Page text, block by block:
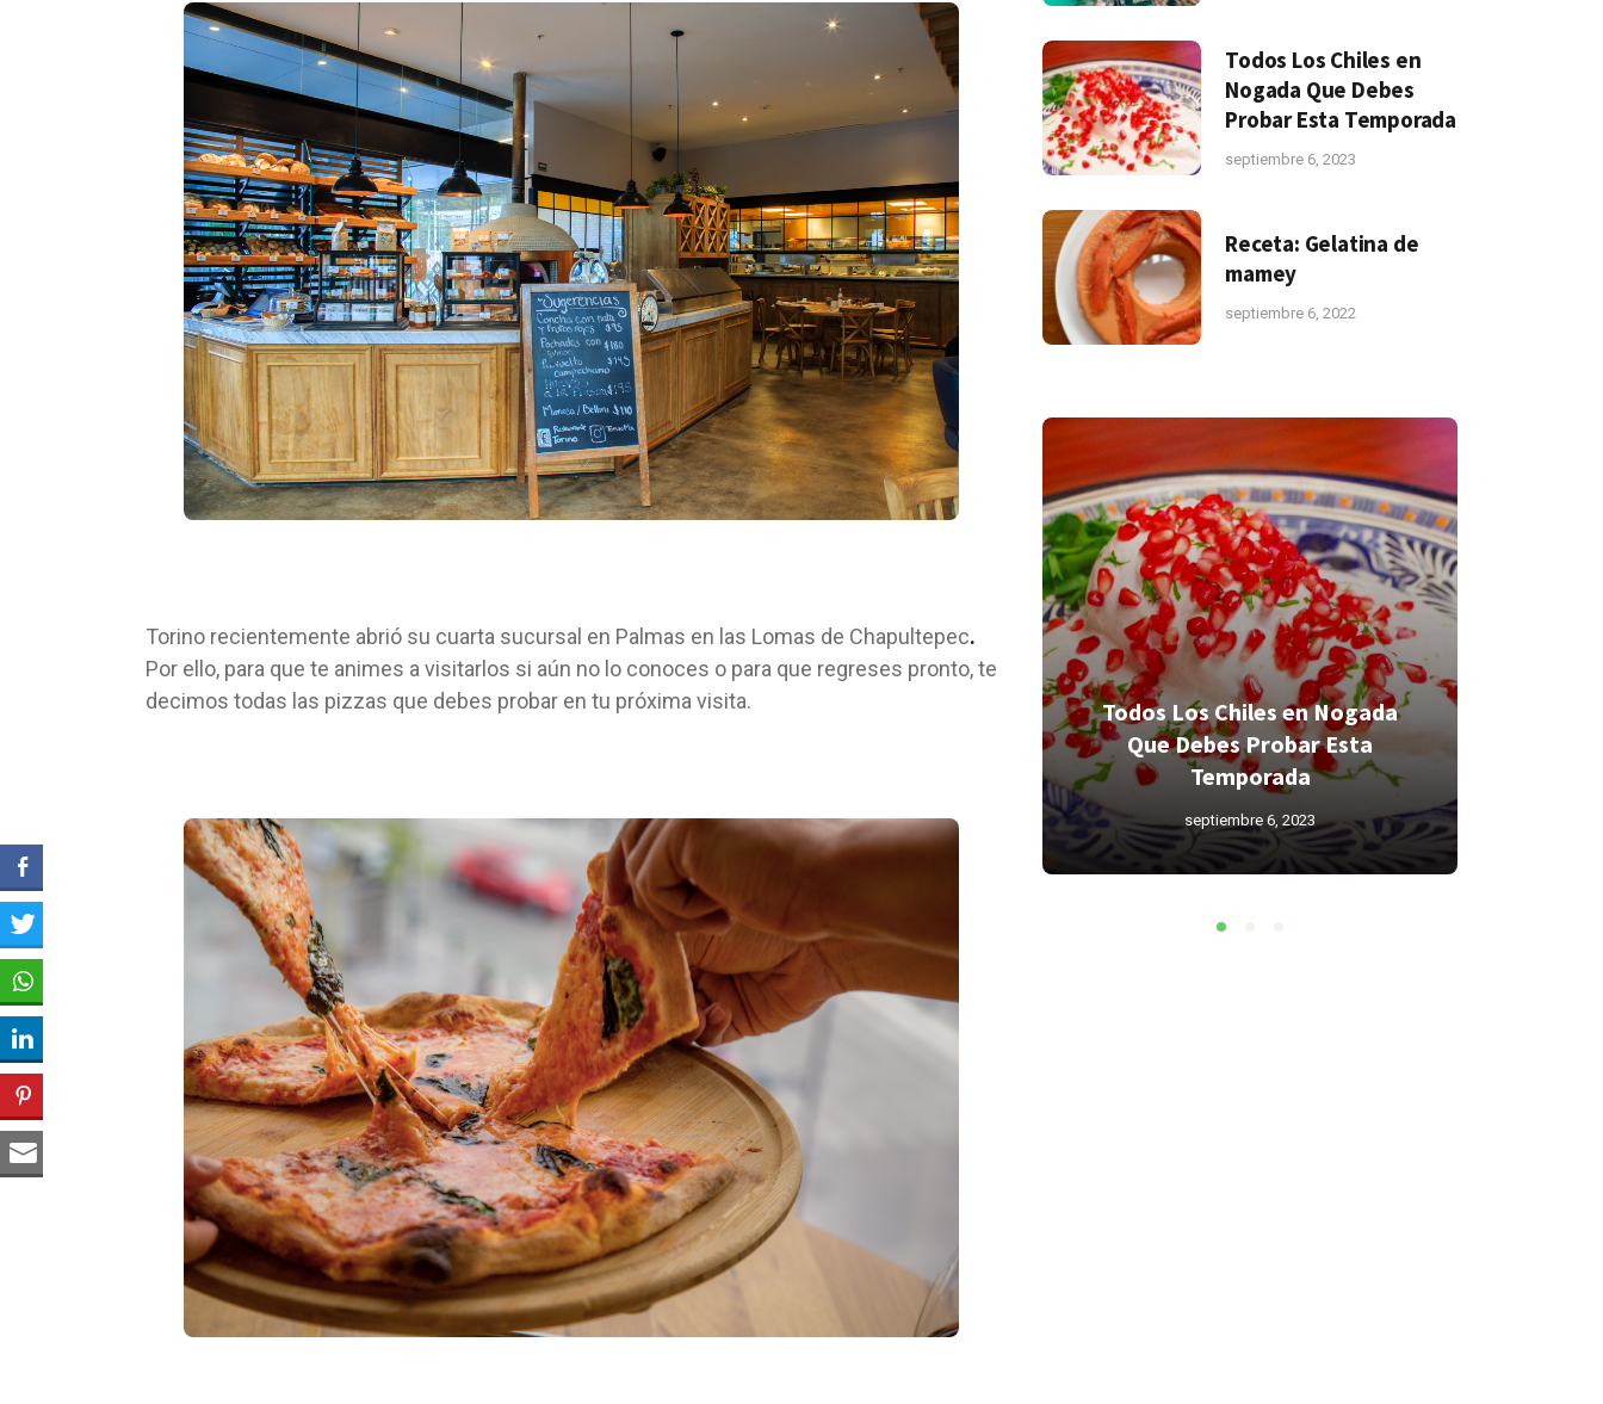
Torino recientemente abrió su cuarta sucursal en Palmas en las Lomas de Chapultepec.
Por ello, para que te animes a visitarlos si aún no lo conoces o para que regreses pronto, te
decimos todas las pizzas que debes probar en tu próxima visita.
Todos Los Chiles en
Nogada Que Debes
Probar Esta Temporada
septiembre 6, 2023
Receta: Gelatina de
mamey
septiembre 6, 2022
junio 29, 2022
Todos Los Chiles en Nogada
Que Debes Probar Esta
Temporada
septiembre 6, 2023